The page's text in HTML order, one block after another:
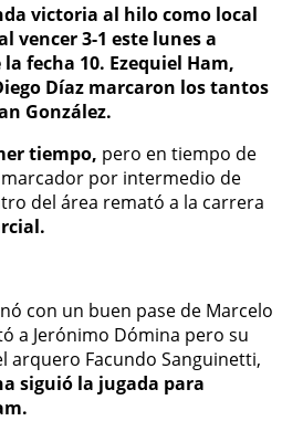
victoria al hilo como local
vencer 3-1 este lunes a
fecha 10. Ezequiel Ham,
Díaz marcaron los tantos
González.
tiempo, pero en tiempo de
por intermedio de
del área remató a la carrera
con un buen pase de Marcelo
a Jerónimo Dómina pero su
arquero Facundo Sanguinetti,
siguió la jugada para